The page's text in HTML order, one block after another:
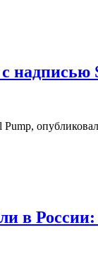
надписью
в